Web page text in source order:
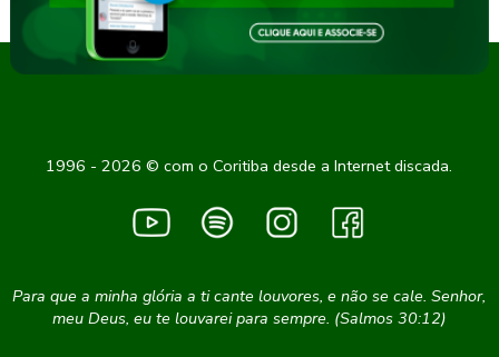
1996 - 2026 © com o Coritiba desde a Internet discada.
Para que a minha glória a ti cante louvores, e não se cale. Senhor,
meu Deus, eu te louvarei para sempre. (Salmos 30:12)